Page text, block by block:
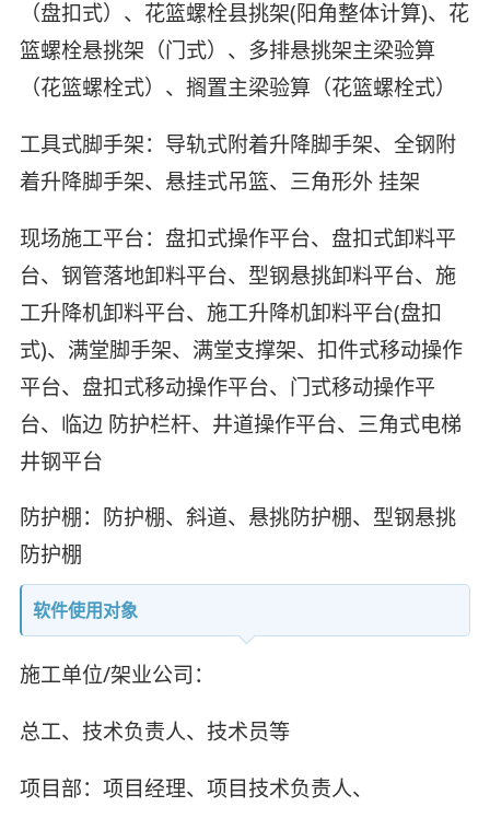
（盘扣式）、花篮螺栓县挑架(阳角整体计算)、花
篮螺栓悬挑架（门式）、多排悬挑架主梁验算
（花篮螺栓式）、搁置主梁验算（花篮螺栓式）
工具式脚手架：导轨式附着升降脚手架、全钢附
着升降脚手架、悬挂式吊篮、三角形外 挂架
现场施工平台：盘扣式操作平台、盘扣式卸料平
台、钢管落地卸料平台、型钢悬挑卸料平台、施
工升降机卸料平台、施工升降机卸料平台(盘扣
式)、满堂脚手架、满堂支撑架、扣件式移动操作
平台、盘扣式移动操作平台、门式移动操作平
台、临边 防护栏杆、井道操作平台、三角式电梯
井钢平台
防护棚：防护棚、斜道、悬挑防护棚、型钢悬挑
防护棚
软件使用对象
施工单位/架业公司：
总工、技术负责人、技术员等
项目部：项目经理、项目技术负责人、